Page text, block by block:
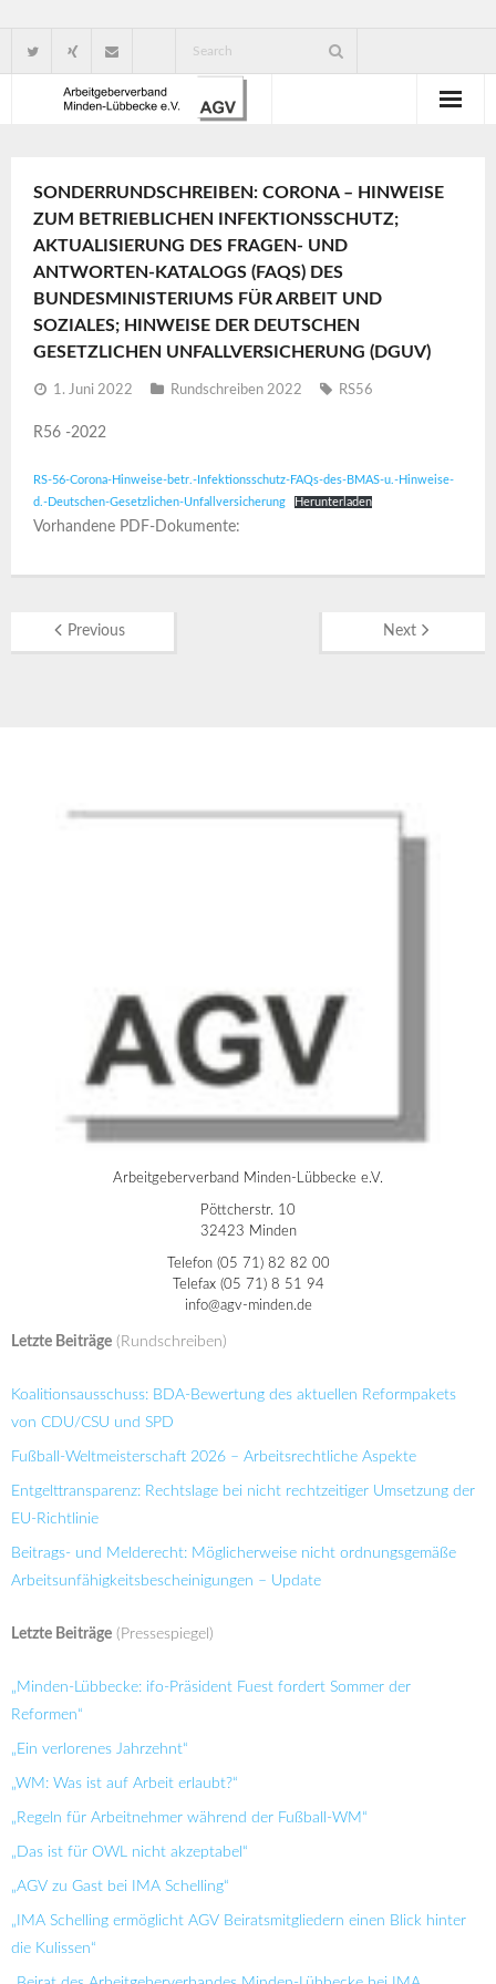
Verbandsorganisation
Ansprechpartner
Gute Gründe für eine Mitgliedschaft
SONDERRUNDSCHREIBEN: CORONA – HINWEISE
ZUM BETRIEBLICHEN INFEKTIONSSCHUTZ;
AKTUALISIERUNG DES FRAGEN- UND
ANTWORTEN-KATALOGS (FAQS) DES
BUNDESMINISTERIUMS FÜR ARBEIT UND
SOZIALES; HINWEISE DER DEUTSCHEN
GESETZLICHEN UNFALLVERSICHERUNG (DGUV)
1. Juni 2022 Rundschreiben 2022 RS56
R56 -2022
RS-56-Corona-Hinweise-betr.-Infektionsschutz-FAQs-des-BMAS-u.-Hinweise-
d.-Deutschen-Gesetzlichen-Unfallversicherung
Herunterladen
Vorhandene PDF-Dokumente:
Previous Next
Arbeitgeberverband Minden-Lübbecke e.V.
Pöttcherstr. 10
32423 Minden
Telefon (05 71) 82 82 00
Telefax (05 71) 8 51 94
info@agv-minden.de
Letzte Beiträge (Rundschreiben)
Koalitionsausschuss: BDA-Bewertung des aktuellen Reformpakets
von CDU/CSU und SPD
Fußball-Weltmeisterschaft 2026 – Arbeitsrechtliche Aspekte
Entgelttransparenz: Rechtslage bei nicht rechtzeitiger Umsetzung der
EU-Richtlinie
Beitrags- und Melderecht: Möglicherweise nicht ordnungsgemäße
Arbeitsunfähigkeitsbescheinigungen – Update
Letzte Beiträge (Pressespiegel)
„Minden-Lübbecke: ifo-Präsident Fuest fordert Sommer der
Reformen“
„Ein verlorenes Jahrzehnt“
„WM: Was ist auf Arbeit erlaubt?“
„Regeln für Arbeitnehmer während der Fußball-WM“
„Das ist für OWL nicht akzeptabel“
„AGV zu Gast bei IMA Schelling“
„IMA Schelling ermöglicht AGV Beiratsmitgliedern einen Blick hinter
die Kulissen“